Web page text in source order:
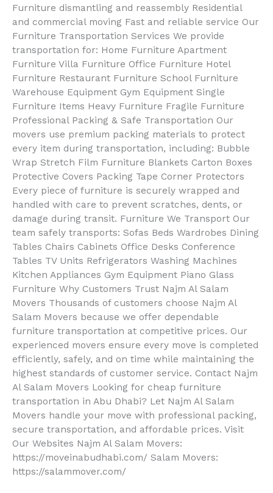
Furniture dismantling and reassembly Residential
and commercial moving Fast and reliable service Our
Furniture Transportation Services We provide
transportation for: Home Furniture Apartment
Furniture Villa Furniture Office Furniture Hotel
Furniture Restaurant Furniture School Furniture
Warehouse Equipment Gym Equipment Single
Furniture Items Heavy Furniture Fragile Furniture
Professional Packing & Safe Transportation Our
movers use premium packing materials to protect
every item during transportation, including: Bubble
Wrap Stretch Film Furniture Blankets Carton Boxes
Protective Covers Packing Tape Corner Protectors
Every piece of furniture is securely wrapped and
handled with care to prevent scratches, dents, or
damage during transit. Furniture We Transport Our
team safely transports: Sofas Beds Wardrobes Dining
Tables Chairs Cabinets Office Desks Conference
Tables TV Units Refrigerators Washing Machines
Kitchen Appliances Gym Equipment Piano Glass
Furniture Why Customers Trust Najm Al Salam
Movers Thousands of customers choose Najm Al
Salam Movers because we offer dependable
furniture transportation at competitive prices. Our
experienced movers ensure every move is completed
efficiently, safely, and on time while maintaining the
highest standards of customer service. Contact Najm
Al Salam Movers Looking for cheap furniture
transportation in Abu Dhabi? Let Najm Al Salam
Movers handle your move with professional packing,
secure transportation, and affordable prices. Visit
Our Websites Najm Al Salam Movers:
https://moveinabudhabi.com/ Salam Movers:
https://salammover.com/